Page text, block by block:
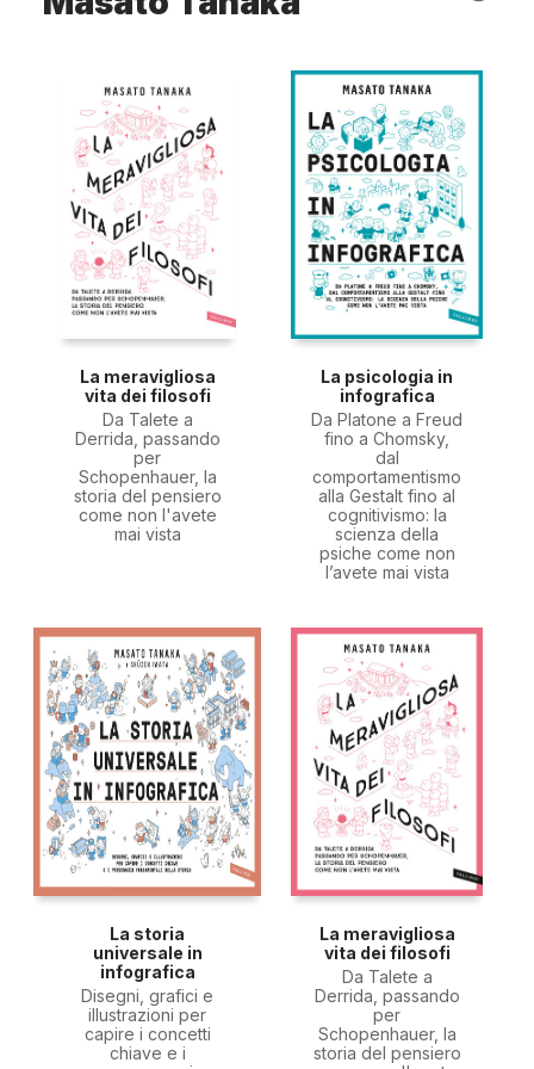
La meravigliosa
vita dei filosofi
Da Talete a
Derrida, passando
per
Schopenhauer, la
storia del pensiero
come non l'avete
mai vista
La psicologia in
infografica
Da Platone a Freud
fino a Chomsky,
dal
comportamentismo
alla Gestalt fino al
cognitivismo: la
scienza della
psiche come non
l’avete mai vista
La storia
universale in
infografica
Disegni, grafici e
illustrazioni per
capire i concetti
chiave e i
La meravigliosa
vita dei filosofi
Da Talete a
Derrida, passando
per
Schopenhauer, la
storia del pensiero